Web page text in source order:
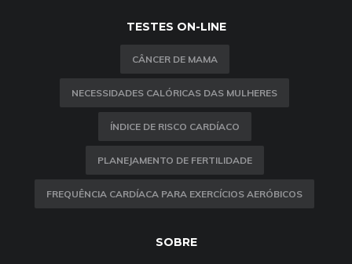
TESTES ON-LINE
CÂNCER DE MAMA
NECESSIDADES CALÓRICAS DAS MULHERES
ÍNDICE DE RISCO CARDÍACO
PLANEJAMENTO DE FERTILIDADE
FREQUÊNCIA CARDÍACA PARA EXERCÍCIOS AERÓBICOS
SOBRE